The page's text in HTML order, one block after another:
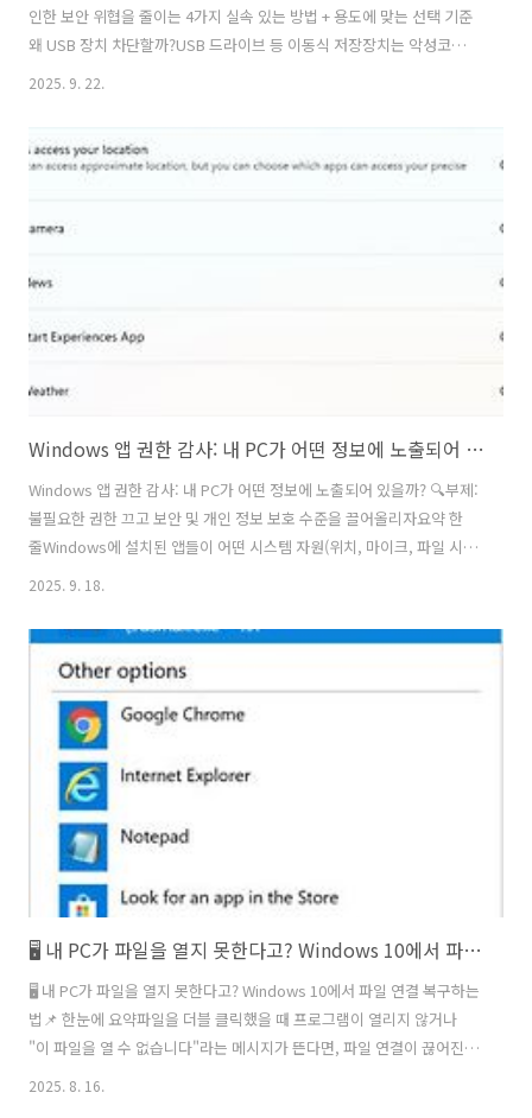
인한 보안 위협을 줄이는 4가지 실속 있는 방법 + 용도에 맞는 선택 기준
왜 USB 장치 차단할까?USB 드라이브 등 이동식 저장장치는 악성코드
유입 경로가 됨.민감 데이터가 USB를 통해 외부로 유출될 가능성 있음.
법 1: 그룹 정책 편집기 (Group Policy Editor)Windows Pro,
2025. 9. 22.
Windows 앱 권한 감사: 내 PC가 어떤 정보에 노출되어 있을까? 🔍
Windows 앱 권한 감사: 내 PC가 어떤 정보에 노출되어 있을까? 🔍부제:
불필요한 권한 끄고 보안 및 개인 정보 보호 수준을 끌어올리자요약 한
줄Windows에 설치된 앱들이 어떤 시스템 자원(위치, 마이크, 파일 시스
사를 해야 할까?앱이 필요 이상으로 많은 권한을 가지고 있으면, 보안 취
약점·개인정보 유출 가능성이 커짐. 야후 테크+1설치한 앱 많아지면 권
한 관리 소홀해지기 쉬움 — 잊고 사용 중이거나 쓸모 없이 권한만 가진
앱 있을 수 있음. 야후 테크위치, 카메라, 마이크 같이 민감한 센서 접근
권한은 특히 위험하니 자주 점검하는 게 좋음. 야후 테..
2025. 9. 18.
🖥️ 내 PC가 파일을 열지 못한다고? Windows 10에서 파일 연결 복구하는 법
🖥️ 내 PC가 파일을 열지 못한다고? Windows 10에서 파일 연결 복구하는
법📌 한눈에 요약파일을 더블 클릭했을 때 프로그램이 열리지 않거나
"이 파일을 열 수 없습니다"라는 메시지가 뜬다면, 파일 연결이 끊어진
것일 수 있습니다. Boxaid에서는 명령 프롬프트를 활용한 수동 복구 방
2025. 8. 16.